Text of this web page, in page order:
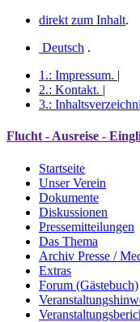
direkt zum Inhalt.
Deutsch .
1.: Impressum. |
2.: Kontakt. |
3.:
Flucht - Ausreise -
Startseite
Unser Verein
Dokumente
Diskussionen
Pressemitteilungen
Das Thema
Archiv Presse /
Extras
Forum (Gästebuch)